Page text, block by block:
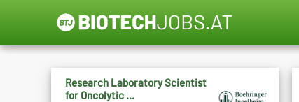
Research Laboratory Scientist
for Oncolytic ...